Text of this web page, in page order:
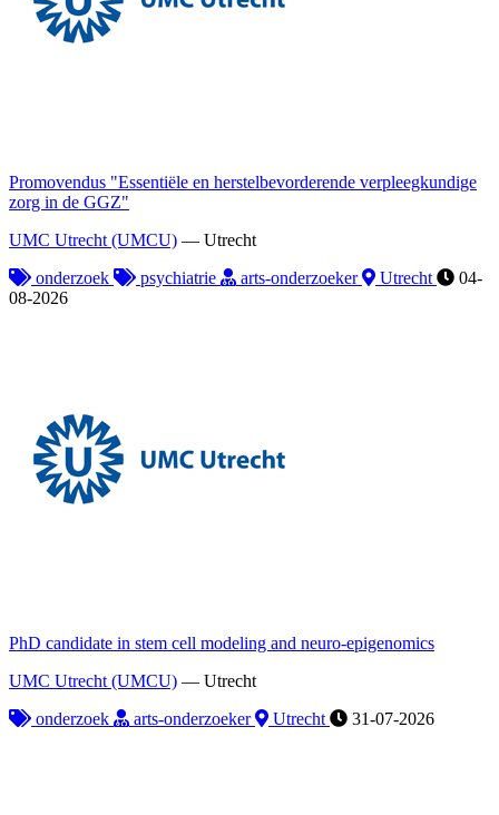
Promovendus "Essentiële en herstelbevorderende verpleegkundige
zorg in de GGZ"
UMC Utrecht (UMCU) — Utrecht
onderzoek
psychiatrie arts-onderzoeker Utrecht
04-
08-2026
PhD candidate in stem cell modeling and neuro-epigenomics
UMC Utrecht (UMCU) — Utrecht
onderzoek
arts-onderzoeker Utrecht 31-07-2026